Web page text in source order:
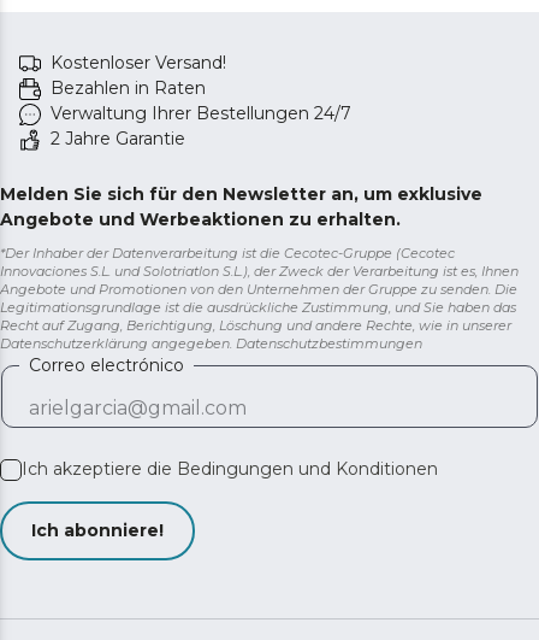
Kostenloser Versand!
Bezahlen in Raten
Verwaltung Ihrer Bestellungen 24/7
2 Jahre Garantie
Melden Sie sich für den Newsletter an, um exklusive
Angebote und Werbeaktionen zu erhalten.
*Der Inhaber der Datenverarbeitung ist die Cecotec-Gruppe (Cecotec
Innovaciones S.L. und Solotriatlon S.L.), der Zweck der Verarbeitung ist es, Ihnen
Angebote und Promotionen von den Unternehmen der Gruppe zu senden. Die
Legitimationsgrundlage ist die ausdrückliche Zustimmung, und Sie haben das
Recht auf Zugang, Berichtigung, Löschung und andere Rechte, wie in unserer
Datenschutzerklärung angegeben. Datenschutzbestimmungen
Correo electrónico
Ich akzeptiere die Bedingungen und Konditionen
Ich abonniere!